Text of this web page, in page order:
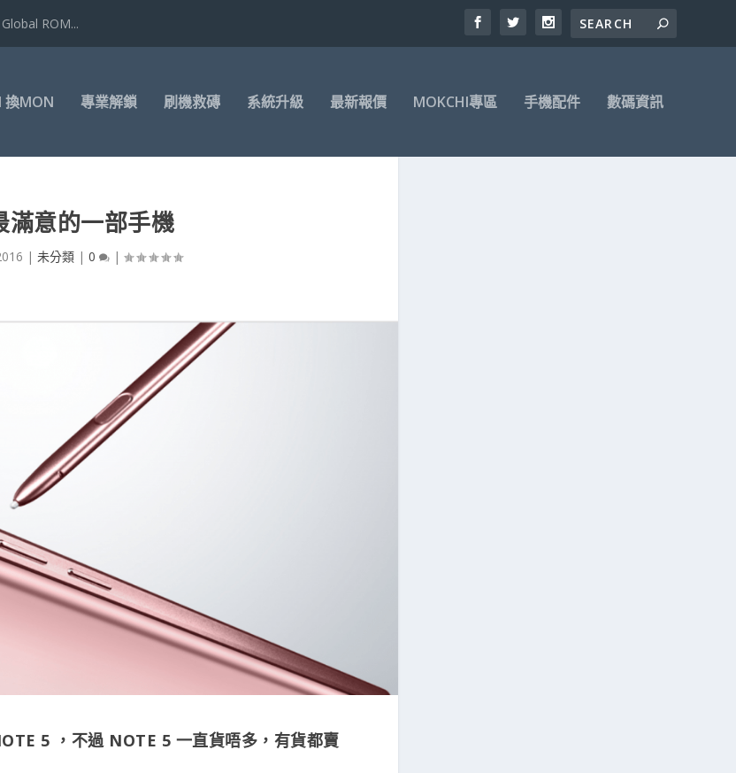
ROM...
換MON 專業解鎖 刷機救磚 系統升級 最新報價 MOKCHI專區 手機配件 數碼資訊
滿意的一部手機
|未分類 |0 |
5 ，不過 NOTE 5 一直貨唔多，有貨都賣